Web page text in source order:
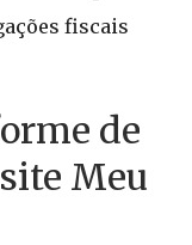
fiscais
de
Meu